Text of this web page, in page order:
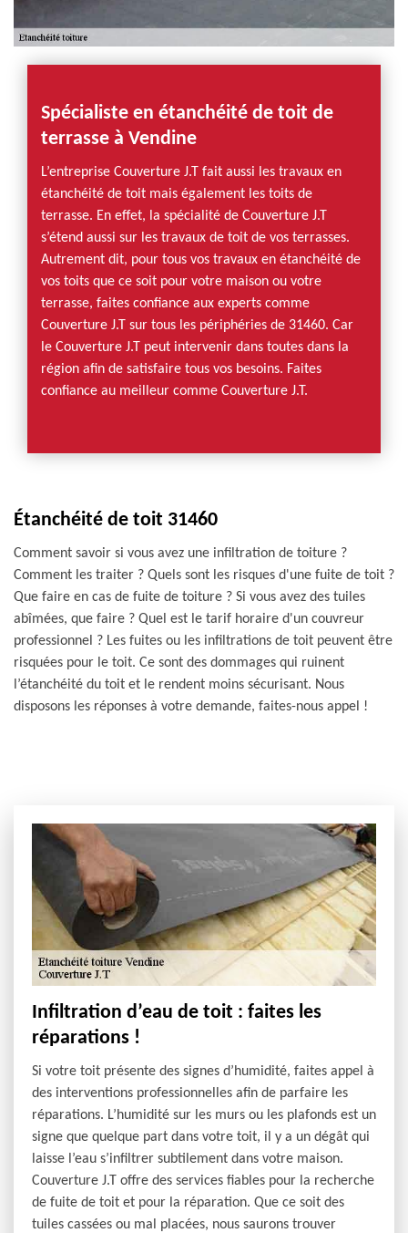
Spécialiste en étanchéité de toit de
terrasse à Vendine
L’entreprise Couverture J.T fait aussi les travaux en
étanchéité de toit mais également les toits de
terrasse. En effet, la spécialité de Couverture J.T
s’étend aussi sur les travaux de toit de vos terrasses.
Autrement dit, pour tous vos travaux en étanchéité de
vos toits que ce soit pour votre maison ou votre
terrasse, faites confiance aux experts comme
Couverture J.T sur tous les périphéries de 31460. Car
le Couverture J.T peut intervenir dans toutes dans la
région afin de satisfaire tous vos besoins. Faites
confiance au meilleur comme Couverture J.T.
Étanchéité de toit 31460
Comment savoir si vous avez une infiltration de toiture ?
Comment les traiter ? Quels sont les risques d'une fuite de toit ?
Que faire en cas de fuite de toiture ? Si vous avez des tuiles
abîmées, que faire ? Quel est le tarif horaire d'un couvreur
professionnel ? Les fuites ou les infiltrations de toit peuvent être
risquées pour le toit. Ce sont des dommages qui ruinent
l’étanchéité du toit et le rendent moins sécurisant. Nous
disposons les réponses à votre demande, faites-nous appel !
Infiltration d’eau de toit : faites les
réparations !
Si votre toit présente des signes d’humidité, faites appel à
des interventions professionnelles afin de parfaire les
réparations. L’humidité sur les murs ou les plafonds est un
signe que quelque part dans votre toit, il y a un dégât qui
laisse l’eau s’infiltrer subtilement dans votre maison.
Couverture J.T offre des services fiables pour la recherche
de fuite de toit et pour la réparation. Que ce soit des
tuiles cassées ou mal placées, nous saurons trouver